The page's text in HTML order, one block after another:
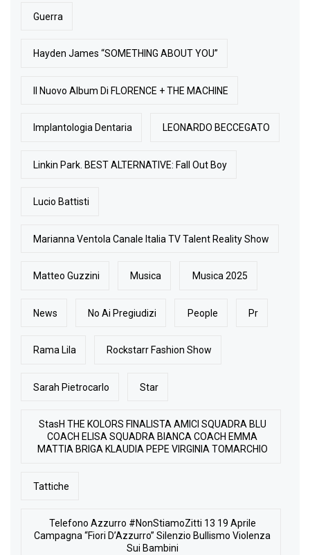
Guerra
Hayden James “SOMETHING ABOUT YOU”
Il Nuovo Album Di FLORENCE + THE MACHINE
Implantologia Dentaria LEONARDO BECCEGATO
Linkin Park. BEST ALTERNATIVE: Fall Out Boy
Lucio Battisti
Marianna Ventola Canale Italia TV Talent Reality Show
Matteo Guzzini Musica Musica 2025
News No Ai Pregiudizi People Pr
Rama Lila Rockstarr Fashion Show
Sarah Pietrocarlo Star
StasH THE KOLORS FINALISTA AMICI SQUADRA BLU
COACH ELISA SQUADRA BIANCA COACH EMMA
MATTIA BRIGA KLAUDIA PEPE VIRGINIA TOMARCHIO
Tattiche
Telefono Azzurro #NonStiamoZitti 13 19 Aprile
Campagna “Fiori D’Azzurro” Silenzio Bullismo Violenza
Sui Bambini